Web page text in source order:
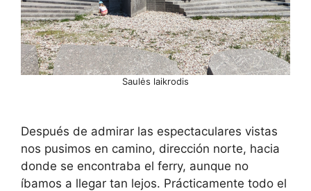
Saulės laikrodis
Después de admirar las espectaculares vistas
nos pusimos en camino, dirección norte, hacia
donde se encontraba el ferry, aunque no
íbamos a llegar tan lejos. Prácticamente todo el